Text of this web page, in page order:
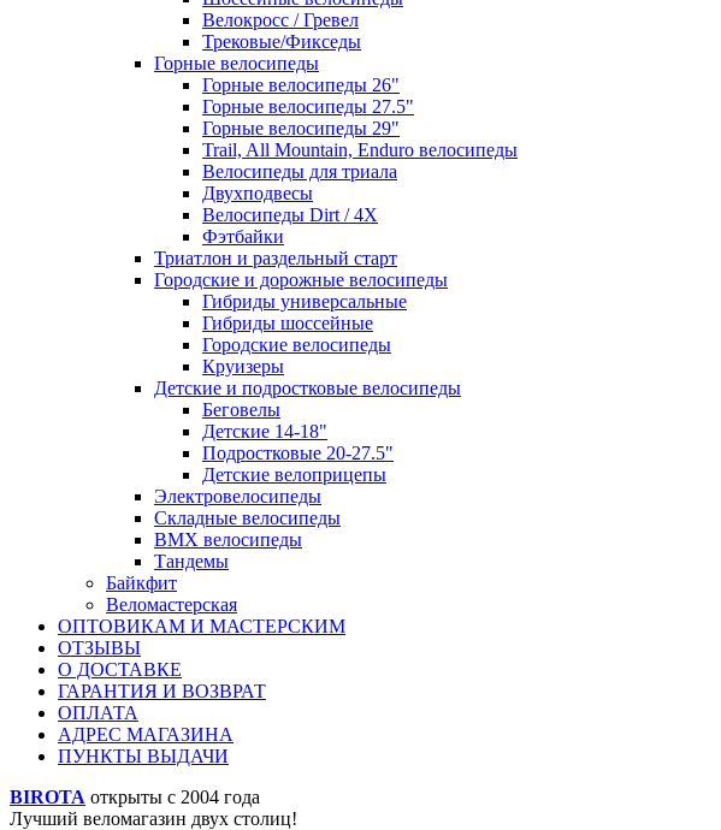
Велокросс / Гревел
Трековые/Фикседы
Горные велосипеды
Горные велосипеды 26"
Горные велосипеды 27.5"
Горные велосипеды 29"
Trail, All Mountain, Enduro велосипеды
Велосипеды для триала
Двухподвесы
Велосипеды Dirt / 4X
Фэтбайки
Триатлон и раздельный старт
Городские и дорожные велосипеды
Гибриды универсальные
Гибриды шоссейные
Городские велосипеды
Круизеры
Детские и подростковые велосипеды
Беговелы
Детские 14-18"
Подростковые 20-27.5"
Детские велоприцепы
Электровелосипеды
Складные велосипеды
BMX велосипеды
Тандемы
Байкфит
Веломастерская
ОПТОВИКАМ И МАСТЕРСКИМ
ОТЗЫВЫ
О ДОСТАВКЕ
ГАРАНТИЯ И ВОЗВРАТ
ОПЛАТА
АДРЕС МАГАЗИНА
ПУНКТЫ ВЫДАЧИ
BIROTA открыты с 2004 года
Лучший веломагазин двух столиц!